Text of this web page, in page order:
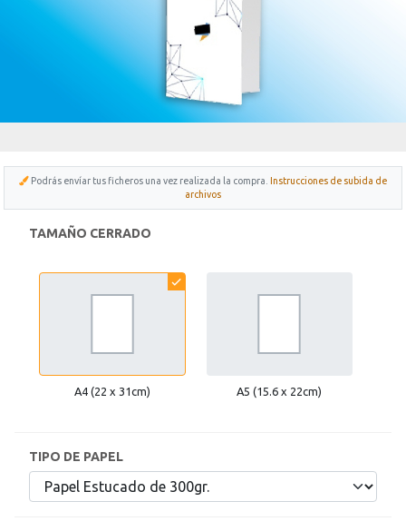
Podrás envíar tus ficheros una vez realizada la compra. Instrucciones de subida de
archivos
saber
símbolo
mostrar
toda
TAMAÑO CERRADO
A4 (22 x 31cm) A5 (15.6 x 22cm)
TIPO DE PAPEL